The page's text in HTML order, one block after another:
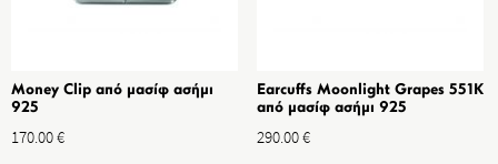
Money Clip από μασίφ ασήμι
925
170.00€
Earcuffs Moonlight Grapes 551K
από μασίφ ασήμι 925
290.00€